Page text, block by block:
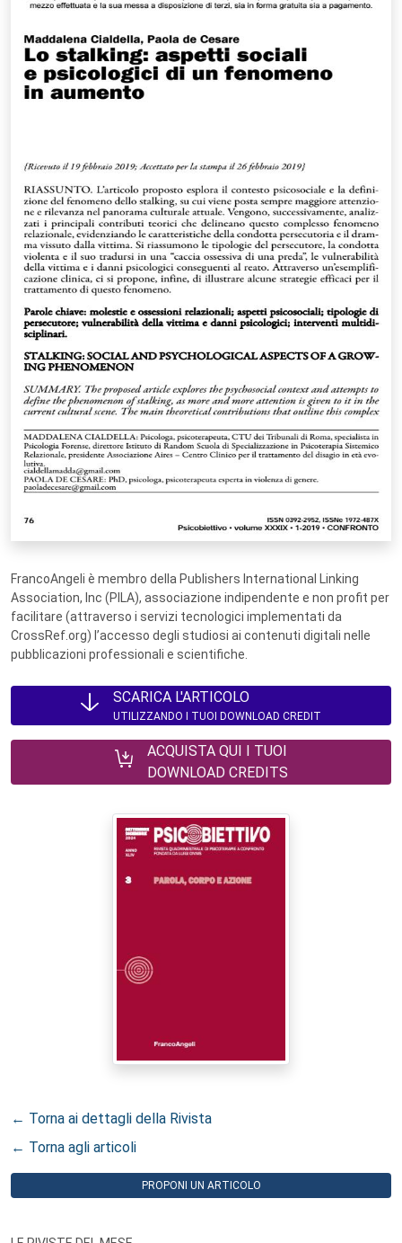
FrancoAngeli è membro della Publishers International Linking
Association, Inc (PILA), associazione indipendente e non profit per
facilitare (attraverso i servizi tecnologici implementati da
CrossRef.org) l’accesso degli studiosi ai contenuti digitali nelle
pubblicazioni professionali e scientifiche.
SCARICA L'ARTICOLO
UTILIZZANDO I TUOI DOWNLOAD CREDIT
ACQUISTA QUI I TUOI
DOWNLOAD CREDITS
← Torna ai dettagli della Rivista
← Torna agli articoli
PROPONI UN ARTICOLO